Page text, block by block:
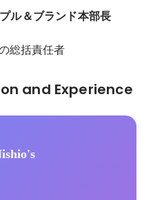
ル＆ブランド本部長
総括責任者